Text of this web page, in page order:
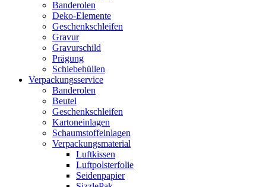
Banderolen
Deko-Elemente
Geschenkschleifen
Gravur
Gravurschild
Prägung
Schiebehüllen
Verpackungsservice
Banderolen
Beutel
Geschenkschleifen
Kartoneinlagen
Schaumstoffeinlagen
Verpackungsmaterial
Luftkissen
Luftpolsterfolie
Seidenpapier